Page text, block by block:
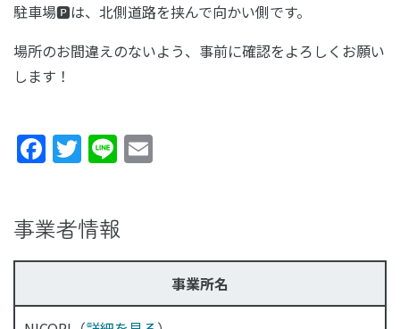
駐車場🅿は、北側道路を挟んで向かい側です。
場所のお間違えのないよう、事前に確認をよろしくお願い
します！
Facebook
Twitter
Line
事業者情報
事業所名